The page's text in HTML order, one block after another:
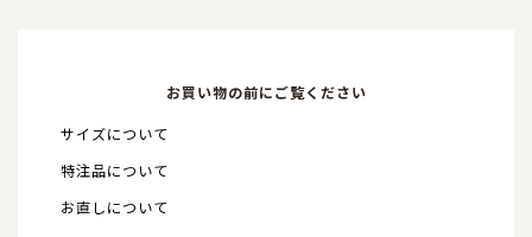
お買い物の前にご覧ください
サイズについて
特注品について
お直しについて